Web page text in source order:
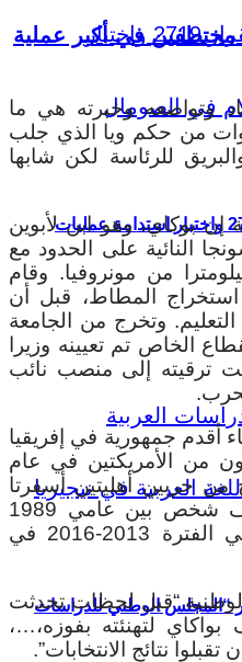
متلازمة مقديشو: القرار 2719 واختبار استدامة عمليات
“المجلس الوطني للدراسات
القوات النيجيرية تحرر 308 مختطفين في أكبر عملية
وتواضعه وخبرته هي ما
من حكم ويا الذي جلب
للرئاسة لكن شابها
إن بوكاي، وهو ابن لأبوين
النائية على الحدود مع
على بعد 241 كيلومترا من مونروفيا. وقام
المطاط، قبل أن
وتخرج من الجامعة
الخاص تم تعيينه وزيرا
وفي عام 2005 تمت ترقيته إلى منصب نائب
أقدم جمهورية في إفريقيا
من الأمريكتين في عام
من حربين أهليتين أسفرتا
عن مقتل أكثر من 250 ألف شخص بين عامي 1989
و2003، ومن وباء الإيبولا في الفترة 2013-2016 في
الوطنية “قبل لحظات تحدثت
لتهنئته بفوزه،…،
نتائج الانتخابات”.